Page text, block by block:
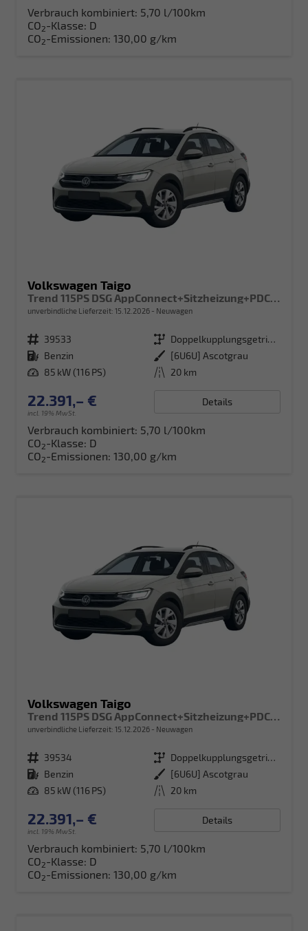
Verbrauch kombiniert: 5,70 l/100km
CO2-Klasse: D
CO2-Emissionen: 130,00 g/km
Volkswagen Taigo
Trend 115PS DSG AppConnect+Sitzheizung+PDC+Alu16+LED+DAB+FrontAssist
unverbindliche Lieferzeit: 15.12.2026 Neuwagen
Fahrzeugnr. 39533 Getriebe
Doppelkupplungsgetriebe (DSG)
Kraftstoff Benzin Außenfarbe [6U6U] Ascotgrau
Leistung 85 kW (116 PS) Kilometerstand 20 km
22.391,– €
incl. 19% MwSt.
Details
Verbrauch kombiniert: 5,70 l/100km
CO2-Klasse: D
CO2-Emissionen: 130,00 g/km
Volkswagen Taigo
Trend 115PS DSG AppConnect+Sitzheizung+PDC+Alu16+LED+DAB+FrontAssist
unverbindliche Lieferzeit: 15.12.2026 Neuwagen
Fahrzeugnr. 39534 Getriebe
Doppelkupplungsgetriebe (DSG)
Kraftstoff Benzin Außenfarbe [6U6U] Ascotgrau
Leistung 85 kW (116 PS) Kilometerstand 20 km
22.391,– €
incl. 19% MwSt.
Details
Verbrauch kombiniert: 5,70 l/100km
CO2-Klasse: D
CO2-Emissionen: 130,00 g/km